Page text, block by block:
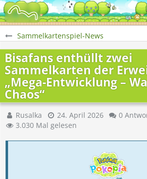
Sammelkartenspiel-News
Bisafans enthüllt zwei
Sammelkarten der
„Mega-Entwicklung –
Chaos“
Rusalka 24. April 2026
0
3.030 Mal gelesen